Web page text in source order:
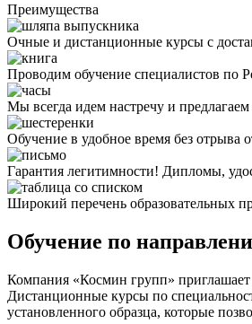
Преимущества
Очные и дистанционные курсы с
Проводим обучение специалистов по
Мы всегда идем настречу и
Обучение в удобное время без отрыва
Гарантия легитимности! Дипломы,
Широкий перечень образовательных
Обучение по
Компания «Космин групп»
Дистанционные курсы по
установленного образца, которые